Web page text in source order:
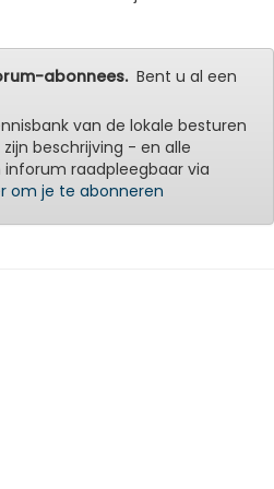
abonnees.Bent u al een
van de lokale besturen
beschrijving - en alle
raadpleegbaar via
om je te abonneren